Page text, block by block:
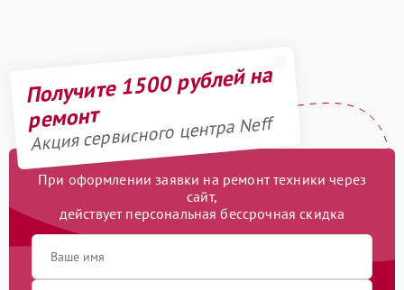
Получите 1500 рублей на
ремонт
Акция сервисного центра Neff
При оформлении заявки на ремонт техники через
сайт,
действует персональная бессрочная скидка